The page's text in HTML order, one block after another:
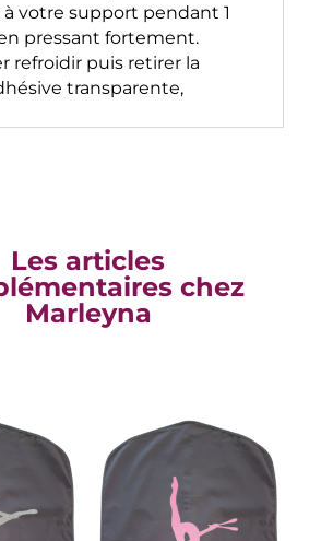
votre support pendant 1
pressant fortement.
refroidir puis retirer la
transparente,
Les articles
chez
Marleyna